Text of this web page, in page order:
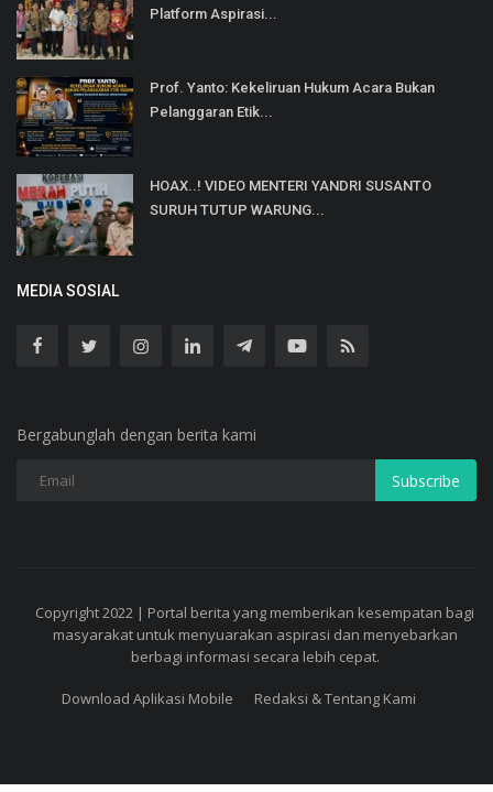
Platform Aspirasi...
Prof. Yanto: Kekeliruan Hukum Acara Bukan
Pelanggaran Etik...
HOAX..! VIDEO MENTERI YANDRI SUSANTO
SURUH TUTUP WARUNG...
MEDIA SOSIAL
Bergabunglah dengan berita kami
Subscribe
Copyright 2022 | Portal berita yang memberikan kesempatan bagi
masyarakat untuk menyuarakan aspirasi dan menyebarkan
berbagi informasi secara lebih cepat.
Download Aplikasi Mobile Redaksi & Tentang Kami